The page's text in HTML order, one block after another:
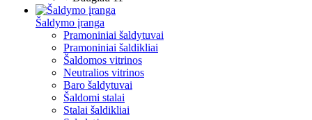
Šaldymo įranga
Pramoniniai šaldytuvai
Pramoniniai šaldikliai
Šaldomos vitrinos
Neutralios vitrinos
Baro šaldytuvai
Šaldomi stalai
Stalai šaldikliai